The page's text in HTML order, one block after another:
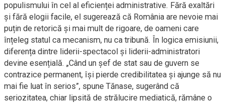
populismului în cel al eficienței administrative. Fără exaltări
și fără elogii facile, el sugerează că România are nevoie mai
puțin de retorică și mai mult de rigoare, de oameni care
înțeleg statul ca mecanism, nu ca tribună. În logica emisiunii,
diferența dintre liderii-spectacol și liderii-administratori
devine esențială. „Când un șef de stat sau de guvern se
contrazice permanent, își pierde credibilitatea și ajunge să nu
mai fie luat în serios”, spune Tănase, sugerând că
seriozitatea, chiar lipsită de strălucire mediatică, rămâne o